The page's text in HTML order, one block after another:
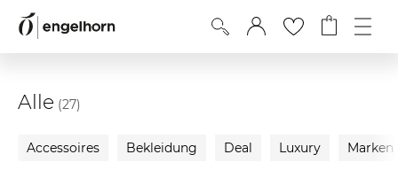
Alle (27)
Accessoires Bekleidung Deal Luxury Marken